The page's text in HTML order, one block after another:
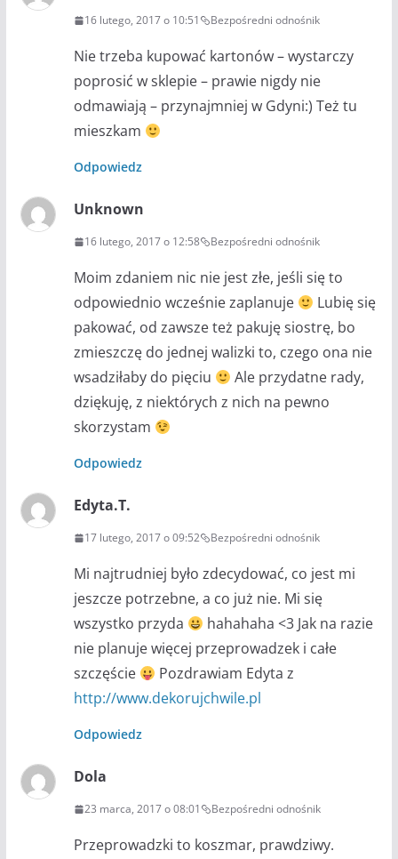
16 lutego, 2017 o 10:51 Bezpośredni odnośnik
Nie trzeba kupować kartonów – wystarczy
poprosić w sklepie – prawie nigdy nie
odmawiają – przynajmniej w Gdyni:) Też tu
mieszkam
Odpowiedz
Unknown
16 lutego, 2017 o 12:58 Bezpośredni odnośnik
Moim zdaniem nic nie jest złe, jeśli się to
odpowiednio wcześnie zaplanuje
Lubię się
pakować, od zawsze też pakuję siostrę, bo
zmieszczę do jednej walizki to, czego ona nie
wsadziłaby do pięciu
Ale przydatne rady,
dziękuję, z niektórych z nich na pewno
skorzystam
Odpowiedz
Edyta.T.
17 lutego, 2017 o 09:52 Bezpośredni odnośnik
Mi najtrudniej było zdecydować, co jest mi
jeszcze potrzebne, a co już nie. Mi się
wszystko przyda
hahahaha <3 Jak na razie
nie planuje więcej przeprowadzek i całe
szczęście
Pozdrawiam Edyta z
http://www.dekorujchwile.pl
Odpowiedz
Dola
23 marca, 2017 o 08:01 Bezpośredni odnośnik
Przeprowadzki to koszmar, prawdziwy.